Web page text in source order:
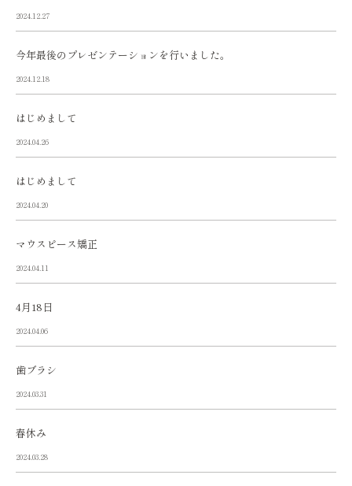
2024.12.27
今年最後のプレゼンテーションを行いました。
2024.12.18
はじめまして
2024.04.26
はじめまして
2024.04.20
マウスピース矯正
2024.04.11
4月18日
2024.04.06
歯ブラシ
2024.03.31
春休み
2024.03.28